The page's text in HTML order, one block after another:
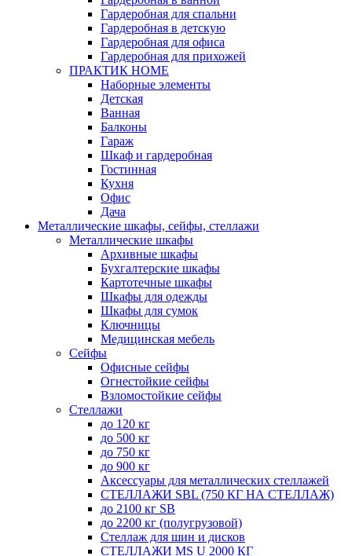
Гардеробная для спальни
Гардеробная в детскую
Гардеробная для офиса
Гардеробная для прихожей
ПРАКТИК HOME
Наборные элементы
Детская
Ванная
Балконы
Гараж
Шкаф и гардеробная
Гостинная
Кухня
Офис
Дача
Металлические шкафы, сейфы, стеллажи
Металлические шкафы
Архивные шкафы
Бухгалтерские шкафы
Картотечные шкафы
Шкафы для одежды
Шкафы для сумок
Ключницы
Медицинская мебель
Сейфы
Офисные сейфы
Огнестойкие сейфы
Взломостойкие сейфы
Стеллажи
до 120 кг
до 500 кг
до 750 кг
до 900 кг
Аксессуары для металлических стеллажей
СТЕЛЛАЖИ SBL (750 КГ НА СТЕЛЛАЖ)
до 2100 кг SB
до 2200 кг (полугрузовой)
Стеллаж для шин и дисков
СТЕЛЛАЖИ MS U 2000 КГ